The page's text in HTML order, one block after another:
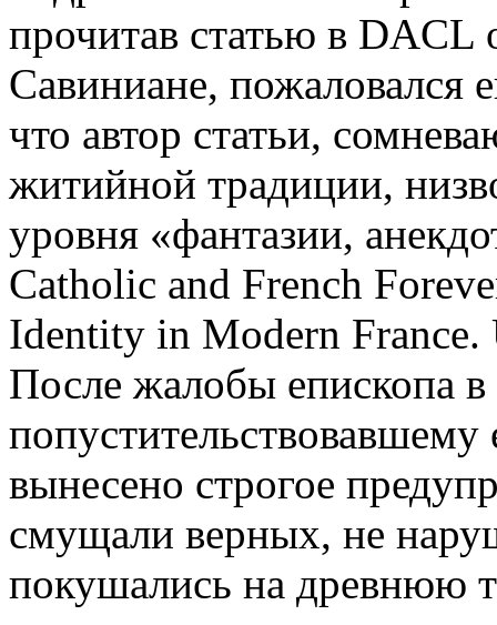
прочитав статью в DACL
Савиниане, пожаловался
что автор статьи,
житийной традиции,
уровня «фантазии,
Catholic and French
Identity in Modern France.
После жалобы епископа
вынесено строгое
смущали верных, не
покушались на древнюю